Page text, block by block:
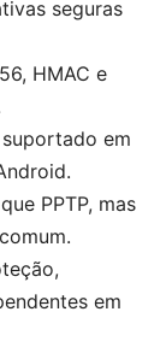
seguras
HMAC e
em
PPTP, mas
em